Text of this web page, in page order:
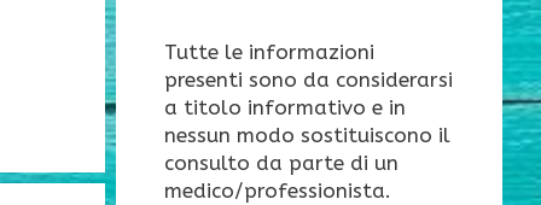
Tutte le informazioni
presenti sono da considerarsi
a titolo informativo e in
nessun modo sostituiscono il
consulto da parte di un
medico/professionista.